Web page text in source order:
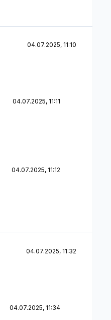
04.07.2025, 11:10
04.07.2025, 11:11
04.07.2025, 11:12
04.07.2025, 11:32
04.07.2025, 11:34